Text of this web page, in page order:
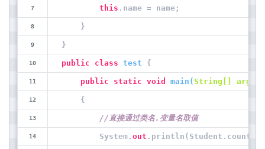
this .name = name;
    }
}
public class test {
public static void main (String[] args
    {
//直接通过类名.变量名取值
        System.
out